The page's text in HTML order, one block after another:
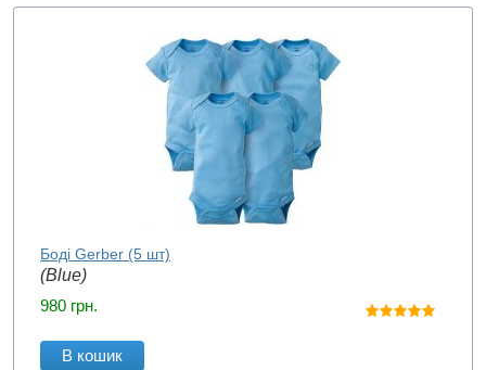
Боді Gerber (5 шт)
(Blue)
980 грн.
В кошик